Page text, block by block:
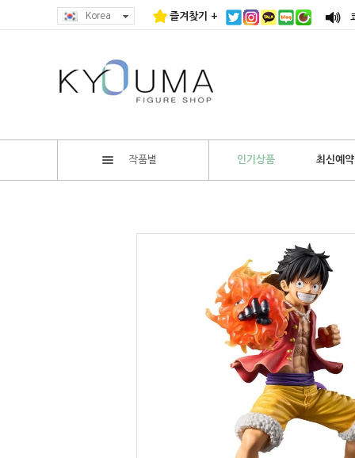
Korea 즐겨찾기 +
작품별 인기상품 최신예약